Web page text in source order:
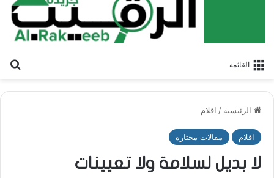
القائمة
الرئيسية / اقلام
اقلام مقالات مختارة
لا بديل لسلامة ولا تعيينات